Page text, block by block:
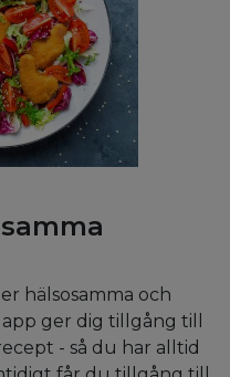
hälsosamma och
ger dig tillgång till
- så du har alltid